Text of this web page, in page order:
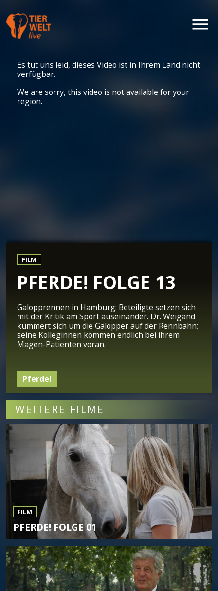
Es tut uns leid, dieses Video ist in Ihrem Land nicht
verfügbar.
We are sorry, this video is not available for your
region.
FILM
PFERDE! FOLGE 13
Galopprennen in Hamburg: Beteiligte setzen sich
mit der Kritik am Sport auseinander. Dr. Weigand
kümmert sich um die Galopper auf der Rennbahn;
seine Kolleginnen kommen endlich bei ihrem
Magen-Patienten voran.
Pferde!
WEITERE FILME
FILM
PFERDE! FOLGE 01